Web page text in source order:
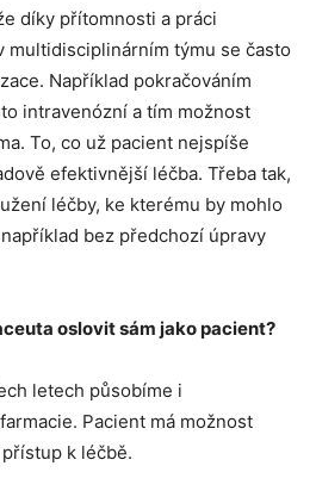
díky přítomnosti a práci
multidisciplinárním týmu se často
Například pokračováním
intravenózní a tím možnost
To, co už pacient nejspíše
efektivnější léčba. Třeba tak,
léčby, ke kterému by mohlo
bez předchozí úpravy
oslovit sám jako pacient?
letech působíme i
Pacient má možnost
k léčbě.